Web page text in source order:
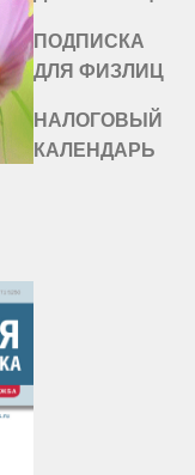
ПОДПИСКА
ДЛЯ ФИЗЛИЦ
НАЛОГОВЫЙ
КАЛЕНДАРЬ